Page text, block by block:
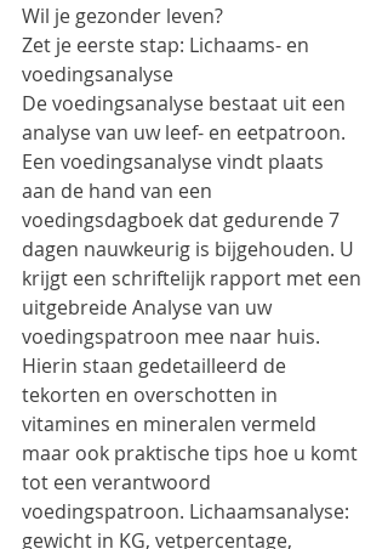
Wil je gezonder leven?
Zet je eerste stap: Lichaams- en
voedingsanalyse
De voedingsanalyse bestaat uit een
analyse van uw leef- en eetpatroon.
Een voedingsanalyse vindt plaats
aan de hand van een
voedingsdagboek dat gedurende 7
dagen nauwkeurig is bijgehouden. U
krijgt een schriftelijk rapport met een
uitgebreide Analyse van uw
voedingspatroon mee naar huis.
Hierin staan gedetailleerd de
tekorten en overschotten in
vitamines en mineralen vermeld
maar ook praktische tips hoe u komt
tot een verantwoord
voedingspatroon. Lichaamsanalyse:
gewicht in KG, vetpercentage,